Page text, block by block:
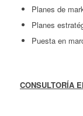
Planes de
Planes
Puesta en
CONSULTORÍA